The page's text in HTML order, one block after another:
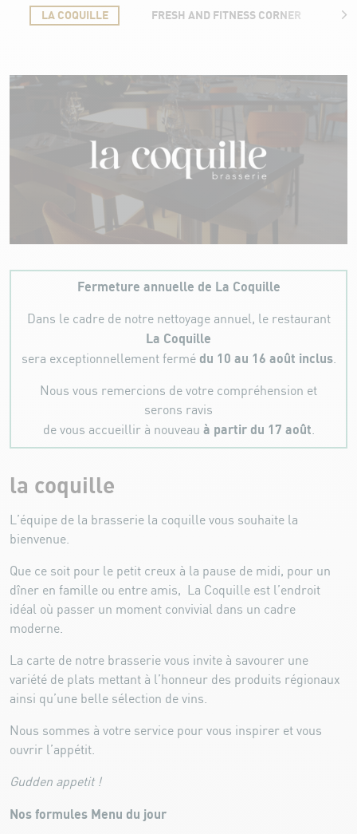
LA COQUILLE FRESH AND FITNESS CORNER
la coquille
Fermeture annuelle de La Coquille
Dans le cadre de notre nettoyage annuel, le restaurant
La Coquille
sera exceptionnellement fermé du 10 au 16 août inclus.
Nous vous remercions de votre compréhension et
serons ravis
de vous accueillir à nouveau à partir du 17 août.
la coquille
L’équipe de la brasserie la coquille vous souhaite la
bienvenue.
Que ce soit pour le petit creux à la pause de midi, pour un
dîner en famille ou entre amis, La Coquille est l’endroit
idéal où passer un moment convivial dans un cadre
moderne.
La carte de notre brasserie vous invite à savourer une
variété de plats mettant à l’honneur des produits régionaux
ainsi qu’une belle sélection de vins.
Nous sommes à votre service pour vous inspirer et vous
ouvrir l’appétit.
Gudden appetit !
Nos formules Menu du jour